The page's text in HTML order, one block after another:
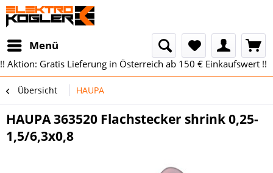
Menü
!! Aktion: Gratis Lieferung in Österreich ab 150 € Einkaufswert !!
Übersicht HAUPA
HAUPA 363520 Flachstecker shrink 0,25-
1,5/6,3x0,8